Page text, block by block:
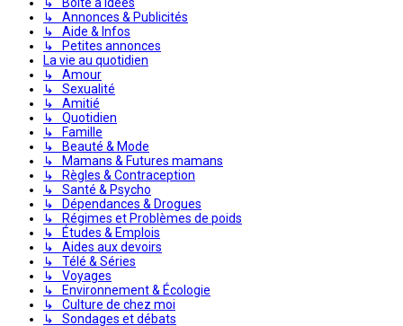
↳ Annonces & Publicités
↳ Aide & Infos
↳ Petites annonces
La vie au quotidien
↳ Amour
↳ Sexualité
↳ Amitié
↳ Quotidien
↳ Famille
↳ Beauté & Mode
↳ Mamans & Futures mamans
↳ Règles & Contraception
↳ Santé & Psycho
↳ Dépendances & Drogues
↳ Régimes et Problèmes de poids
↳ Études & Emplois
↳ Aides aux devoirs
↳ Télé & Séries
↳ Voyages
↳ Environnement & Écologie
↳ Culture de chez moi
↳ Sondages et débats